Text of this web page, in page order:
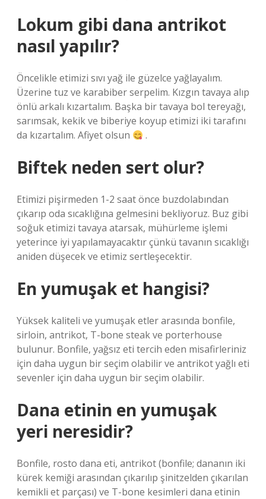
Lokum gibi dana antrikot
nasıl yapılır?
Öncelikle etimizi sıvı yağ ile güzelce yağlayalım.
Üzerine tuz ve karabiber serpelim. Kızgın tavaya alıp
önlü arkalı kızartalım. Başka bir tavaya bol tereyağı,
sarımsak, kekik ve biberiye koyup etimizi iki tarafını
da kızartalım. Afiyet olsun
.
Biftek neden sert olur?
Etimizi pişirmeden 1-2 saat önce buzdolabından
çıkarıp oda sıcaklığına gelmesini bekliyoruz. Buz gibi
soğuk etimizi tavaya atarsak, mühürleme işlemi
yeterince iyi yapılamayacaktır çünkü tavanın sıcaklığı
aniden düşecek ve etimiz sertleşecektir.
En yumuşak et hangisi?
Yüksek kaliteli ve yumuşak etler arasında bonfile,
sirloin, antrikot, T-bone steak ve porterhouse
bulunur. Bonfile, yağsız eti tercih eden misafirleriniz
için daha uygun bir seçim olabilir ve antrikot yağlı eti
sevenler için daha uygun bir seçim olabilir.
Dana etinin en yumuşak
yeri neresidir?
Bonfile, rosto dana eti, antrikot (bonfile; dananın iki
kürek kemiği arasından çıkarılıp şinitzelden çıkarılan
kemikli et parçası) ve T-bone kesimleri dana etinin